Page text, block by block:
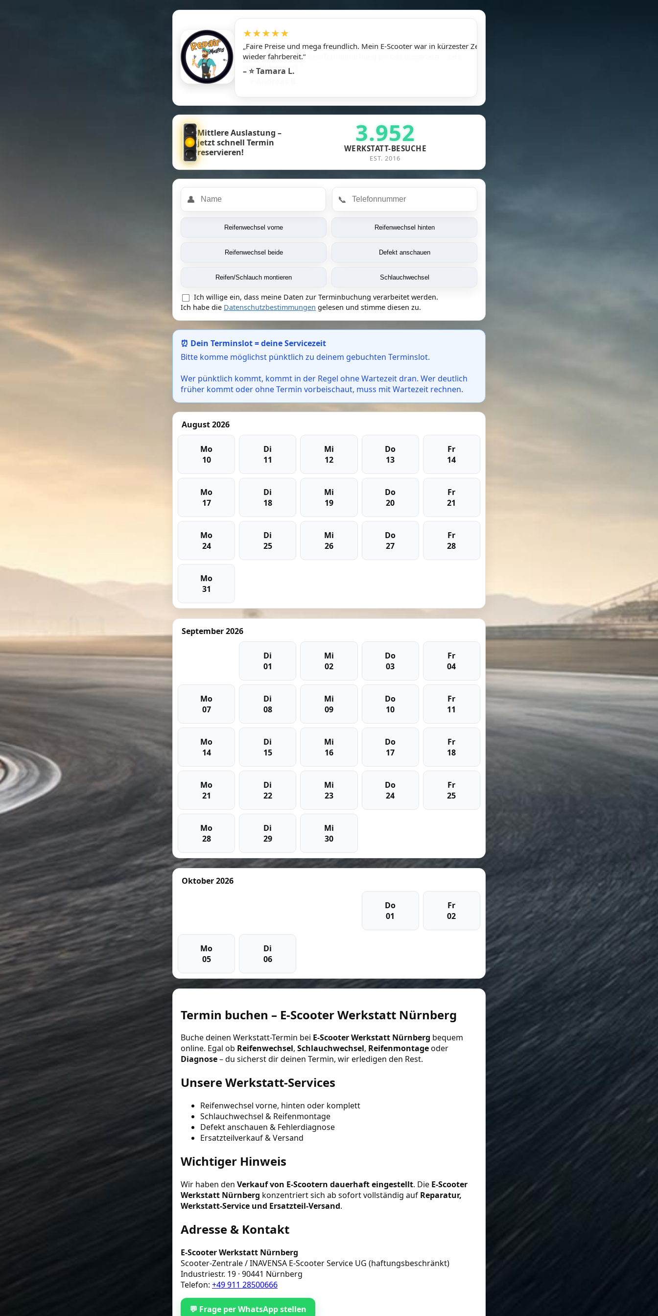
★★★★★
„Faire Preise und mega freundlich. Mein E-Scooter war in kürzester Zeit
wieder fahrbereit.“
– ⭐ Tamara L.
Mittlere Auslastung –
jetzt schnell Termin
reservieren!
3.952
WERKSTATT-BESUCHE
EST. 2016
👤 📞
Reifenwechsel vorne Reifenwechsel hinten
Reifenwechsel beide Defekt anschauen
Reifen/Schlauch montieren Schlauchwechsel
Ich willige ein, dass meine Daten zur Terminbuchung verarbeitet werden.
Ich habe die Datenschutzbestimmungen gelesen und stimme diesen zu.
⏰ Dein Terminslot = deine Servicezeit
Bitte komme möglichst pünktlich zu deinem gebuchten Terminslot.
Wer pünktlich kommt, kommt in der Regel ohne Wartezeit dran. Wer deutlich
früher kommt oder ohne Termin vorbeischaut, muss mit Wartezeit rechnen.
August 2026
Mo
10
Di
11
Mi
12
Do
13
Fr
14
Mo
17
Di
18
Mi
19
Do
20
Fr
21
Mo
24
Di
25
Mi
26
Do
27
Fr
28
Mo
31
September 2026
Di
01
Mi
02
Do
03
Fr
04
Mo
07
Di
08
Mi
09
Do
10
Fr
11
Mo
14
Di
15
Mi
16
Do
17
Fr
18
Mo
21
Di
22
Mi
23
Do
24
Fr
25
Mo
28
Di
29
Mi
30
Oktober 2026
Do
01
Fr
02
Mo
05
Di
06
Termin buchen – E-Scooter Werkstatt Nürnberg
Buche deinen Werkstatt-Termin bei E-Scooter Werkstatt Nürnberg bequem
online. Egal ob Reifenwechsel, Schlauchwechsel, Reifenmontageoder
Diagnose– du sicherst dir deinen Termin, wir erledigen den Rest.
Unsere Werkstatt-Services
Reifenwechsel vorne, hinten oder komplett
Schlauchwechsel & Reifenmontage
Defekt anschauen & Fehlerdiagnose
Ersatzteilverkauf & Versand
Wichtiger Hinweis
Wir haben den Verkauf von E-Scootern dauerhaft eingestellt. Die E-Scooter
Werkstatt Nürnberg konzentriert sich ab sofort vollständig auf Reparatur,
Werkstatt-Service und Ersatzteil-Versand.
Adresse & Kontakt
E-Scooter Werkstatt Nürnberg
Scooter-Zentrale / INAVENSA E-Scooter Service UG (haftungsbeschränkt)
Industriestr. 19 · 90441 Nürnberg
Telefon: +49 911 28500666
💬 Frage per WhatsApp stellen